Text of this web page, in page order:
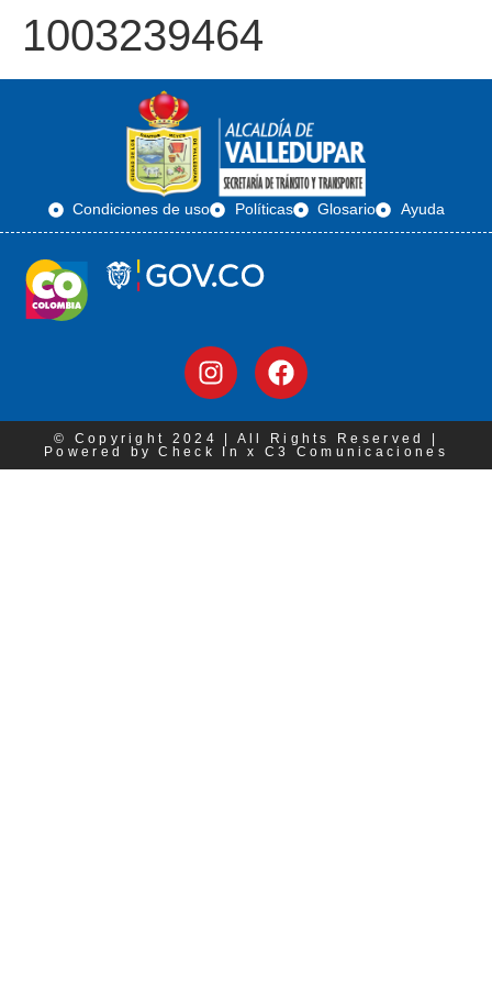
1003239464
Condiciones de uso Políticas Glosario Ayuda
© Copyright 2024 | All Rights Reserved |
Powered by Check In x C3 Comunicaciones